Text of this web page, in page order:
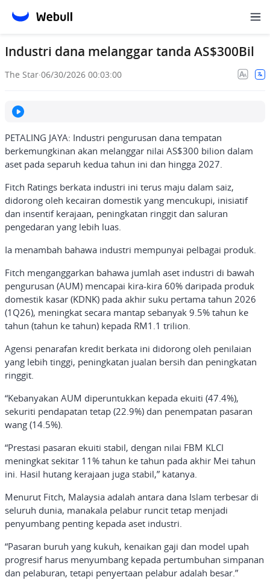
Industri dana melanggar tanda AS$300Bil
The Star·06/30/2026 00:03:00
PETALING JAYA: Industri pengurusan dana tempatan
berkemungkinan akan melanggar nilai AS$300 bilion dalam
aset pada separuh kedua tahun ini dan hingga 2027.
Fitch Ratings berkata industri ini terus maju dalam saiz,
didorong oleh kecairan domestik yang mencukupi, inisiatif
dan insentif kerajaan, peningkatan ringgit dan saluran
pengedaran yang lebih luas.
Ia menambah bahawa industri mempunyai pelbagai produk.
Fitch menganggarkan bahawa jumlah aset industri di bawah
pengurusan (AUM) mencapai kira-kira 60% daripada produk
domestik kasar (KDNK) pada akhir suku pertama tahun 2026
(1Q26), meningkat secara mantap sebanyak 9.5% tahun ke
tahun (tahun ke tahun) kepada RM1.1 trilion.
Agensi penarafan kredit berkata ini didorong oleh penilaian
yang lebih tinggi, peningkatan jualan bersih dan peningkatan
ringgit.
“Kebanyakan AUM diperuntukkan kepada ekuiti (47.4%),
sekuriti pendapatan tetap (22.9%) dan penempatan pasaran
wang (14.5%).
“Prestasi pasaran ekuiti stabil, dengan nilai FBM KLCI
meningkat sekitar 11% tahun ke tahun pada akhir Mei tahun
ini. Hasil hutang kerajaan juga stabil,” katanya.
Menurut Fitch, Malaysia adalah antara dana Islam terbesar di
seluruh dunia, manakala pelabur runcit tetap menjadi
penyumbang penting kepada aset industri.
“Pasaran buruh yang kukuh, kenaikan gaji dan model upah
progresif harus menyumbang kepada pertumbuhan simpanan
dan pelaburan, tetapi penyertaan pelabur adalah besar.”